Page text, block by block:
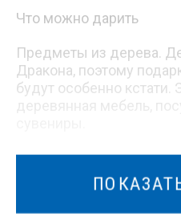
Что можно дарить
Предметы из дерева.
Дракона, поэтому
будут особенно
Предметы зеленого
символизирует
подарить что-нибудь
одежду, аксессуары,